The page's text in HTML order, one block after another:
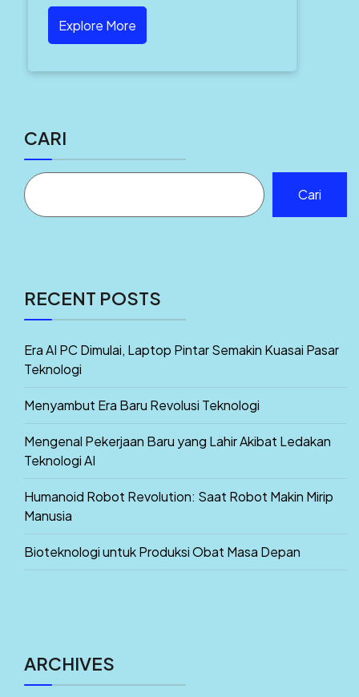
Explore More
CARI
Cari
RECENT POSTS
Era AI PC Dimulai, Laptop Pintar Semakin Kuasai Pasar
Teknologi
Menyambut Era Baru Revolusi Teknologi
Mengenal Pekerjaan Baru yang Lahir Akibat Ledakan
Teknologi AI
Humanoid Robot Revolution: Saat Robot Makin Mirip
Manusia
Bioteknologi untuk Produksi Obat Masa Depan
ARCHIVES